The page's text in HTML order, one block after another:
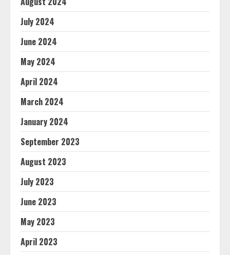
July 2024
June 2024
May 2024
April 2024
March 2024
January 2024
September 2023
August 2023
July 2023
June 2023
May 2023
April 2023